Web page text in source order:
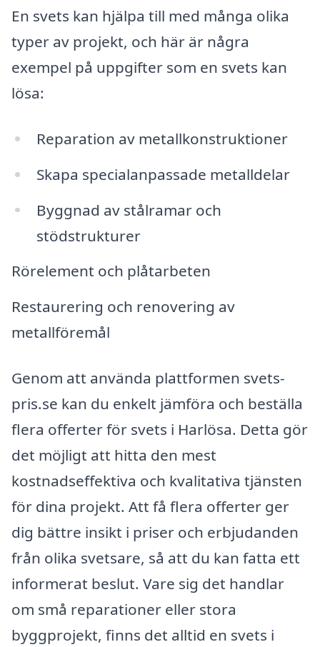
En svets kan hjälpa till med många olika
typer av projekt, och här är några
exempel på uppgifter som en svets kan
lösa:
Reparation av metallkonstruktioner
Skapa specialanpassade metalldelar
Byggnad av stålramar och
stödstrukturer
Rörelement och plåtarbeten
Restaurering och renovering av
metallföremål
Genom att använda plattformen svets-
pris.se kan du enkelt jämföra och beställa
flera offerter för svets i Harlösa. Detta gör
det möjligt att hitta den mest
kostnadseffektiva och kvalitativa tjänsten
för dina projekt. Att få flera offerter ger
dig bättre insikt i priser och erbjudanden
från olika svetsare, så att du kan fatta ett
informerat beslut. Vare sig det handlar
om små reparationer eller stora
byggprojekt, finns det alltid en svets i